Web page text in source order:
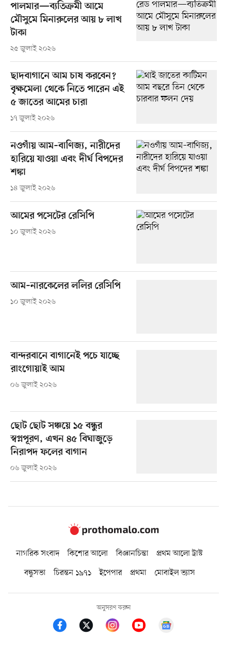
পালমার—ব্যতিক্রমী আমে
মৌসুমে মিনারুলের আয় ৮ লাখ
টাকা
২৫ জুলাই ২০২৬
ছাদবাগানে আম চাষ করবেন?
বৃক্ষমেলা থেকে নিতে পারেন এই
৫ জাতের আমের চারা
১৭ জুলাই ২০২৬
নওগাঁয় আম–বাণিজ্য, নারীদের
হারিয়ে যাওয়া এবং দীর্ঘ বিপদের
শঙ্কা
১৪ জুলাই ২০২৬
আমের পসেটের রেসিপি
১০ জুলাই ২০২৬
আম–নারকেলের ললির রেসিপি
১০ জুলাই ২০২৬
বান্দরবানে বাগানেই পচে যাচ্ছে
রাংগোয়াই আম
০৬ জুলাই ২০২৬
ছোট ছোট সঞ্চয়ে ১৫ বন্ধুর
স্বপ্নপূরণ, এখন ৪৫ বিঘাজুড়ে
নিরাপদ ফলের বাগান
০৬ জুলাই ২০২৬
নাগরিক সংবাদ কিশোর আলো বিজ্ঞানচিন্তা
প্রথম আলো ট্রাস্ট
বন্ধুসভা
চিরন্তন ১৯৭১ ইপেপার প্রথমা মোবাইল ভ্যাস
অনুসরণ করুন